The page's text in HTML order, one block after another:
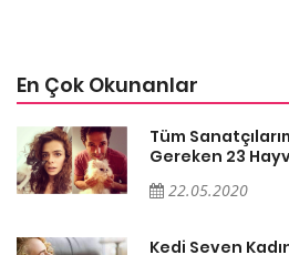
En Çok Okunanlar
Tüm
Gereken 23
22.05.2020
Kedi Seven